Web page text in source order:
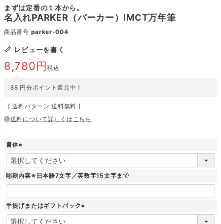
まずは定番の１本から。
名入れPARKER（パーカー）IMCT万年筆
商品番号 parker-004
レビューを書く
8,780 税込
88 円分ポイント還元中！
送料パターン 送料無料
送料について詳しくはこちら
書体
(
必
須
彫刻内容※日本語7文字／英数字15文字まで
手提げまたはギフトバック
(